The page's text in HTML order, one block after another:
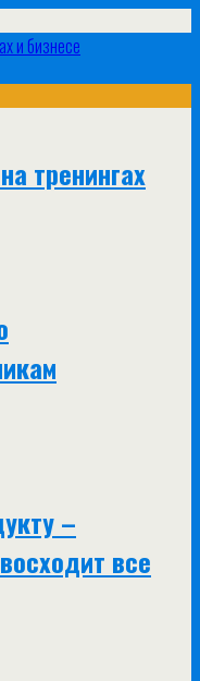
и бизнесе
тренингах
–
все